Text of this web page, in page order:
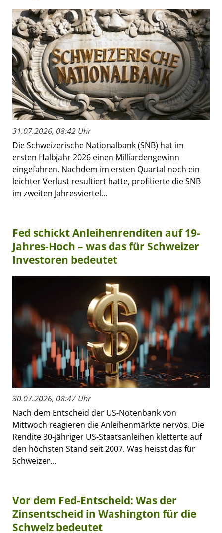
31.07.2026, 08:42 Uhr
Die Schweizerische Nationalbank (SNB) hat im
ersten Halbjahr 2026 einen Milliardengewinn
eingefahren. Nachdem im ersten Quartal noch ein
leichter Verlust resultiert hatte, profitierte die SNB
im zweiten Jahresviertel...
Fed schickt Anleihenrenditen auf 19-
Jahres-Hoch – was das für Schweizer
Investoren bedeutet
30.07.2026, 08:47 Uhr
Nach dem Entscheid der US-Notenbank von
Mittwoch reagieren die Anleihenmärkte nervös. Die
Rendite 30-jähriger US-Staatsanleihen kletterte auf
den höchsten Stand seit 2007. Was heisst das für
Schweizer...
Vor dem Fed-Entscheid: Was der
Zinsentscheid in Washington für die
Schweiz bedeutet